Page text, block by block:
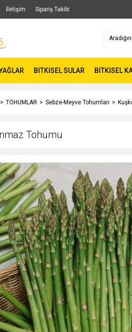
İletişim Sipariş Takibi
BİTKİSEL SULAR BİTKİSEL
TOHUMLAR Sebze-Meyve Tohumları
Tohumu